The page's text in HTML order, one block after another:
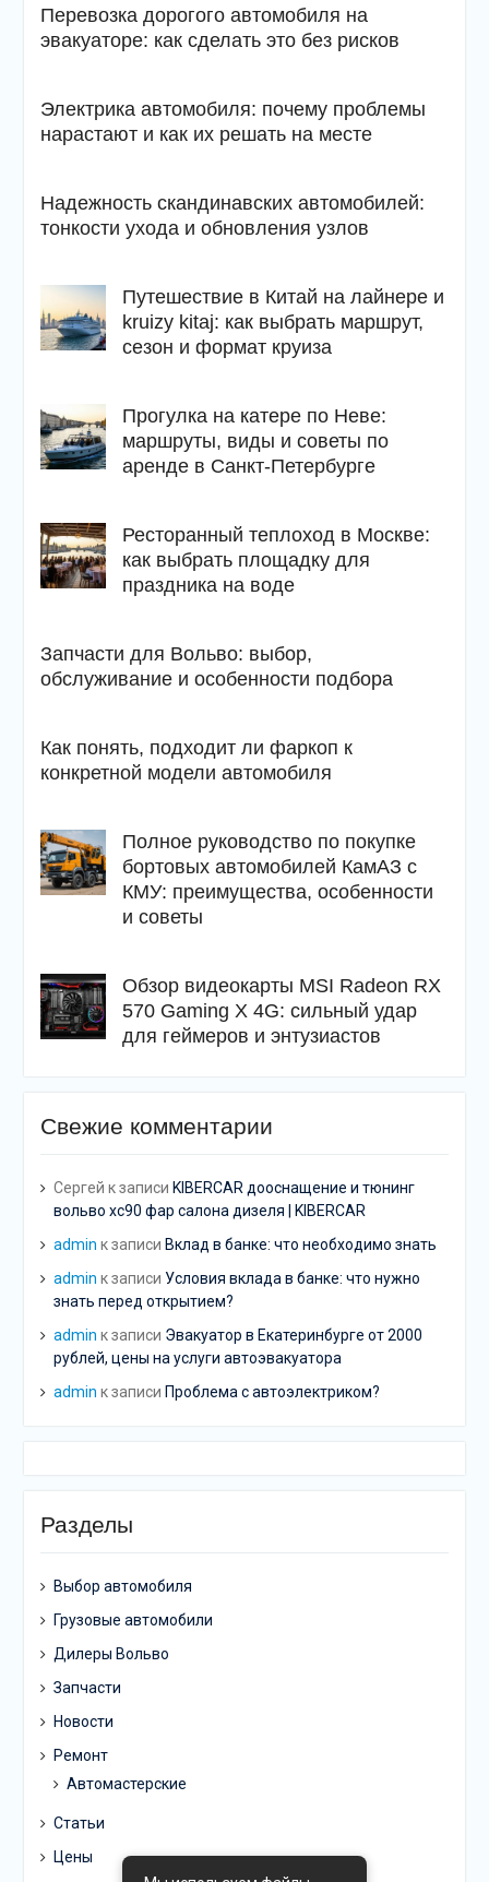
Перевозка дорогого автомобиля на
эвакуаторе: как сделать это без рисков
Электрика автомобиля: почему проблемы
нарастают и как их решать на месте
Надежность скандинавских автомобилей:
тонкости ухода и обновления узлов
Путешествие в Китай на лайнере и
kruizy kitaj: как выбрать маршрут,
сезон и формат круиза
Прогулка на катере по Неве:
маршруты, виды и советы по
аренде в Санкт-Петербурге
Ресторанный теплоход в Москве:
как выбрать площадку для
праздника на воде
Запчасти для Вольво: выбор,
обслуживание и особенности подбора
Как понять, подходит ли фаркоп к
конкретной модели автомобиля
Полное руководство по покупке
бортовых автомобилей КамАЗ с
КМУ: преимущества, особенности
и советы
Обзор видеокарты MSI Radeon RX
570 Gaming X 4G: сильный удар
для геймеров и энтузиастов
Свежие комментарии
Сергей к записи KIBERCAR дооснащение и тюнинг
вольво хс90 фар салона дизеля | KIBERCAR
admin к записи Вклад в банке: что необходимо знать
admin к записи Условия вклада в банке: что нужно
знать перед открытием?
admin к записи Эвакуатор в Екатеринбурге от 2000
рублей, цены на услуги автоэвакуатора
admin к записи Проблема с автоэлектриком?
Разделы
Выбор автомобиля
Грузовые автомобили
Дилеры Вольво
Запчасти
Новости
Ремонт
Автомастерские
Статьи
Цены